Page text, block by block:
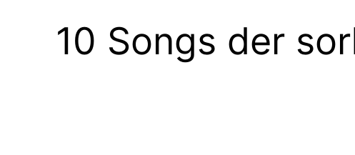
10 Songs der